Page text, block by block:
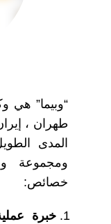
“وبیما” هي
طهران ،
المدى
ومجموعة
خصائص:
خبرة